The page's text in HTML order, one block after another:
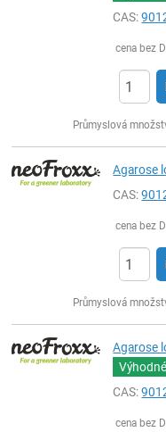
CAS:
cena bez
Průmyslová
Agarose
CAS:
cena bez
Průmyslová
Agarose
CAS:
cena bez